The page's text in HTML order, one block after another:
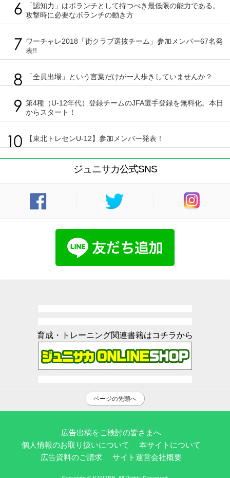
「認知力」はボランチとして持つべき最低限の能力である。
攻撃時に必要なボランチの動き方
ワーチャレ2018「街クラブ選抜チーム」参加メンバー67名発
表!!
「全員出場」という言葉だけが一人歩きしていませんか？
第4種（U-12年代）登録チームのJFA選手登録を無料化。本日
からスタート！
【東北トレセンU-12】参加メンバー発表！
ジュニサカ公式SNS
育成・トレーニング関連書籍はコチラから
ページの先頭へ
広告出稿をご検討の皆さまへ
個人情報のお取り扱いについて
本サイトについて
広告資料のご請求
サイト運営会社概要